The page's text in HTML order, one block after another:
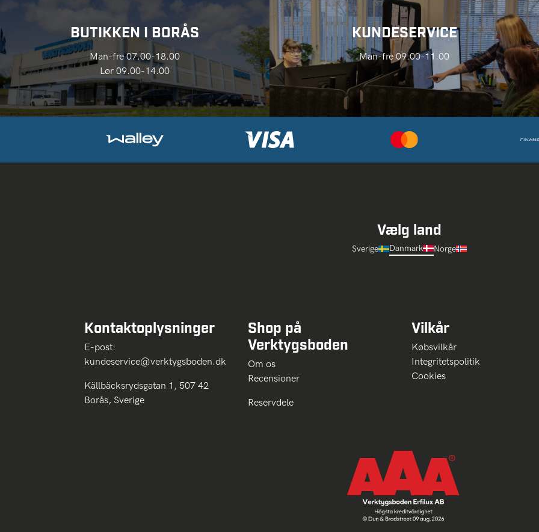
BUTIKKEN I BORÅS
Man-fre 07.00-18.00
Lør 09.00-14.00
KUNDESERVICE
Man-fre 09.00-11.00
Vælg land
Sverige Danmark Norge
Kontaktoplysninger
E-post:
kundeservice@verktygsboden.dk
Källbäcksrydsgatan 1, 507 42
Borås, Sverige
Shop på
Verktygsboden
Om os
Recensioner
Reservdele
Vilkår
Købsvilkår
Integritetspolitik
Cookies